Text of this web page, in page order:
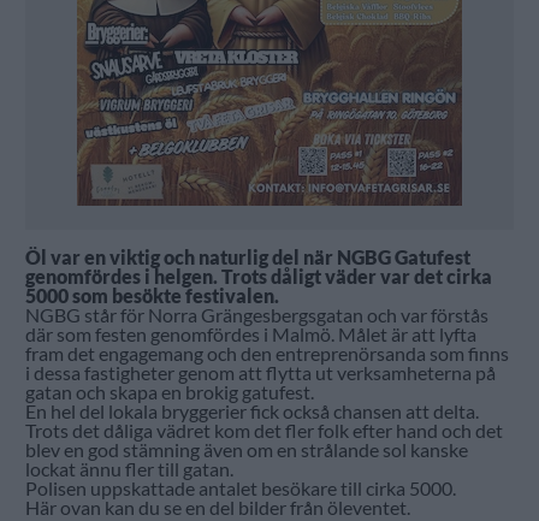
Öl var en viktig och naturlig del när NGBG Gatufest
genomfördes i helgen. Trots dåligt väder var det cirka
5000 som besökte festivalen.
NGBG står för Norra Grängesbergsgatan och var förstås
där som festen genomfördes i Malmö. Målet är att lyfta
fram det engagemang och den entreprenörsanda som finns
i dessa fastigheter genom att flytta ut verksamheterna på
gatan och skapa en brokig gatufest.
En hel del lokala bryggerier fick också chansen att delta.
Trots det dåliga vädret kom det fler folk efter hand och det
blev en god stämning även om en strålande sol kanske
lockat ännu fler till gatan.
Polisen uppskattade antalet besökare till cirka 5000.
Här ovan kan du se en del bilder från öleventet.